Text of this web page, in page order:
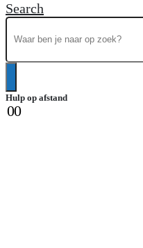
Search
Hulp op afstand
00